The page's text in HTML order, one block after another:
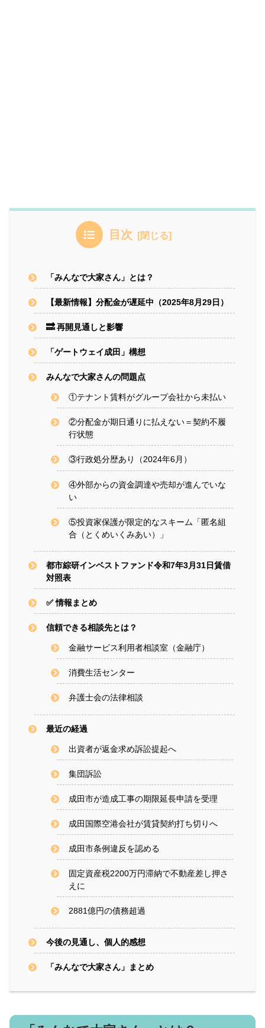
目次
「みんなで大家さん」とは？
【最新情報】分配金が遅延中（2025年8月29日）
🔜 再開見通しと影響
「ゲートウェイ成田」構想
みんなで大家さんの問題点
①テナント賃料がグループ会社から未払い
②分配金が期日通りに払えない＝契約不履
行状態
③行政処分歴あり（2024年6月）
④外部からの資金調達や売却が進んでいな
い
⑤投資家保護が限定的なスキーム「匿名組
合（とくめいくみあい）」
都市綜研インベストファンド令和7年3月31日賃借
対照表
✅ 情報まとめ
信頼できる相談先とは？
金融サービス利用者相談室（金融庁）
消費生活センター
弁護士会の法律相談
最近の経過
出資者が返金求め訴訟提起へ
集団訴訟
成田市が造成工事の期限延長申請を受理
成田国際空港会社が賃貸契約打ち切りへ
成田市条例違反を認める
固定資産税2200万円滞納で不動産差し押さ
えに
2881億円の債務超過
今後の見通し、個人的感想
「みんなで大家さん」まとめ